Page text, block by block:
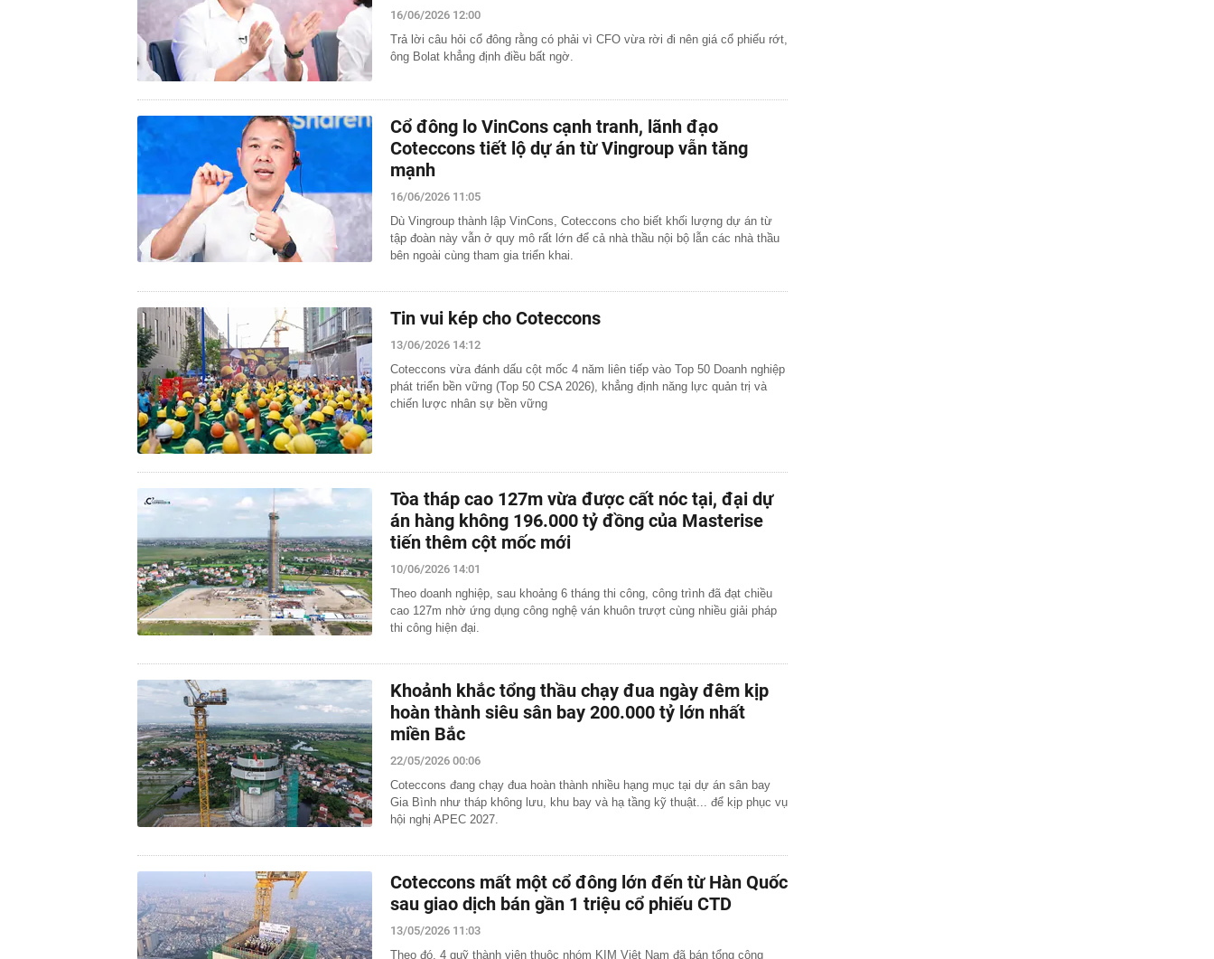
16/06/2026 12:00
Trả lời câu hỏi cổ đông rằng có phải vì CFO vừa rời đi nên giá cổ phiếu rớt,
ông Bolat khẳng định điều bất ngờ.
Cổ đông lo VinCons cạnh tranh, lãnh đạo
Coteccons tiết lộ dự án từ Vingroup vẫn tăng
mạnh
16/06/2026 11:05
Dù Vingroup thành lập VinCons, Coteccons cho biết khối lượng dự án từ
tập đoàn này vẫn ở quy mô rất lớn để cả nhà thầu nội bộ lẫn các nhà thầu
bên ngoài cùng tham gia triển khai.
Tin vui kép cho Coteccons
13/06/2026 14:12
Coteccons vừa đánh dấu cột mốc 4 năm liên tiếp vào Top 50 Doanh nghiệp
phát triển bền vững (Top 50 CSA 2026), khẳng định năng lực quản trị và
chiến lược nhân sự bền vững
Tòa tháp cao 127m vừa được cất nóc tại, đại dự
án hàng không 196.000 tỷ đồng của Masterise
tiến thêm cột mốc mới
10/06/2026 14:01
Theo doanh nghiệp, sau khoảng 6 tháng thi công, công trình đã đạt chiều
cao 127m nhờ ứng dụng công nghệ ván khuôn trượt cùng nhiều giải pháp
thi công hiện đại.
Khoảnh khắc tổng thầu chạy đua ngày đêm kịp
hoàn thành siêu sân bay 200.000 tỷ lớn nhất
miền Bắc
22/05/2026 00:06
Coteccons đang chạy đua hoàn thành nhiều hạng mục tại dự án sân bay
Gia Bình như tháp không lưu, khu bay và hạ tầng kỹ thuật... để kịp phục vụ
hội nghị APEC 2027.
Coteccons mất một cổ đông lớn đến từ Hàn Quốc
sau giao dịch bán gần 1 triệu cổ phiếu CTD
13/05/2026 11:03
Theo đó, 4 quỹ thành viên thuộc nhóm KIM Việt Nam đã bán tổng cộng